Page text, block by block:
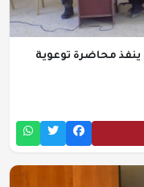
ينفذ محاضرة توعوية